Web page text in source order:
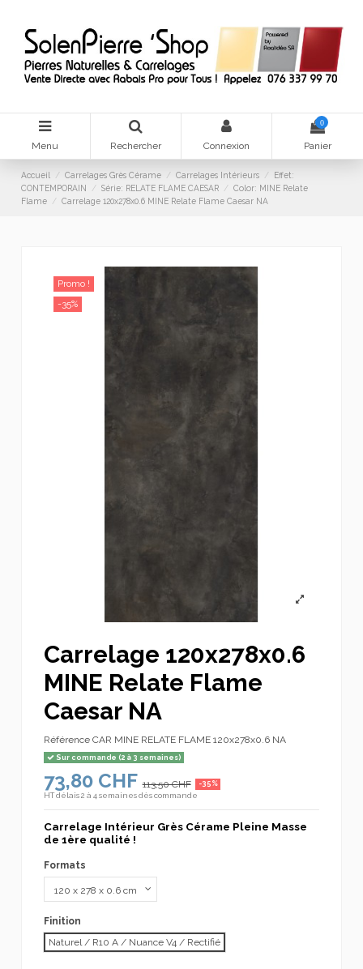
Menu Rechercher Connexion
0
Panier
Accueil Carrelages Grès Cérame Carrelages Intérieurs
Effet:
CONTEMPORAIN
Série: RELATE FLAME CAESAR
Color: MINE Relate
Flame
Carrelage 120x278x0.6 MINE Relate Flame Caesar NA
Promo !
-35%
Carrelage 120x278x0.6
MINE Relate Flame
Caesar NA
Référence CAR MINE RELATE FLAME 120x278x0.6 NA
Sur commande (2 à 3 semaines)
73,80 CHF 113,50 CHF -35%
HTdélais 2 à 4 semaines dès commande
Carrelage Intérieur Grès Cérame Pleine Masse
de 1ère qualité !
Formats
Finition
Naturel / R10 A / Nuance V4 / Rectifié